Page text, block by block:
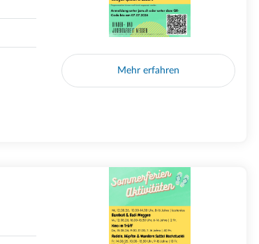
Mehr erfahren